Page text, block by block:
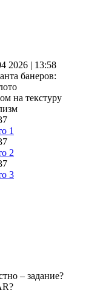
2026 | 13:58
банеров:
на текстуру
– задание?